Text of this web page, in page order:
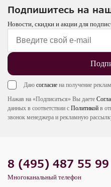
Подпишитесь на
Новости, скидки и акции для
Даю согласие на получение
Нажав на «Подписаться» Вы даете
данных в соответствии с Политикой в
звонок менеджера и рекламную
8 (495) 487 55 99
Многоканальный телефон